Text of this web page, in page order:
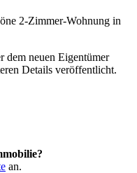
dem neuen Eigentümer
Details veröffentlicht.
an.